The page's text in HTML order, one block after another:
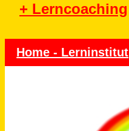
+ Lerncoaching
Home - Lerninstitut